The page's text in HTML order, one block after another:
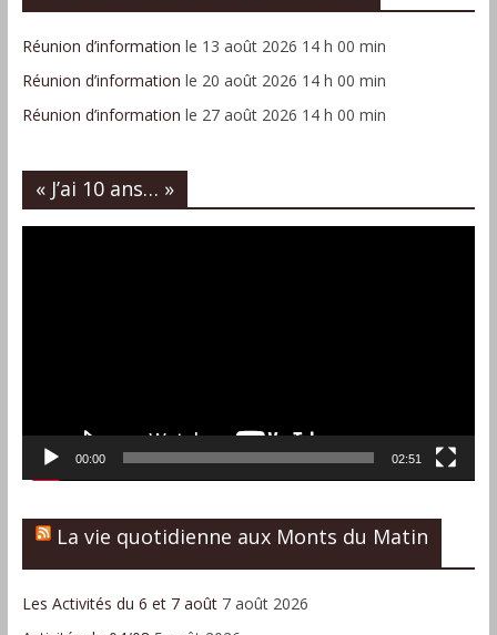
Réunion d’information le 13 août 2026 14 h 00 min
Réunion d’information le 20 août 2026 14 h 00 min
Réunion d’information le 27 août 2026 14 h 00 min
« J’ai 10 ans… »
00:00 02:51
La vie quotidienne aux Monts du Matin
Les Activités du 6 et 7 août 7 août 2026